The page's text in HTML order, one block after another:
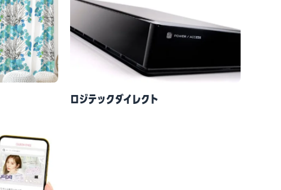
ロジテックダイレクト